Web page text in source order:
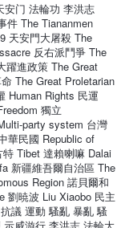
安门 法輪功 李洪志
件 The Tiananmen
天安門大屠殺 The
反右派鬥爭 The
躍進政策 The Great
The Great Proletarian
Human Rights 民運
獨立
party system 台灣
華民國 Republic of
Tibet 達賴喇嘛 Dalai
新疆維吾爾自治區 The
Region 諾貝爾和
劉暁波 Liu Xiaobo 民主
議 運動 騷亂 暴亂 騷